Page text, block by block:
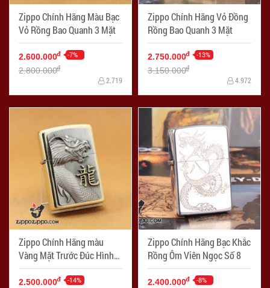
Zippo Chính Hãng Màu Bạc
Vỏ Rồng Bao Quanh 3 Mặt
2.600.000đ -7%
2.800.000đ
2.719
Zippo Chính Hãng Vỏ Đồng
Rồng Bao Quanh 3 Mặt
2.750.000đ -13%
3.150.000đ
4.972
Zippo Chính Hãng màu
Vàng Mặt Trước Đúc Hình
Rồng Gào Thét
2.500.000đ -14%
Zippo Chính Hãng Bạc Khắc
Rồng Ôm Viên Ngọc Số 8
2.400.000đ -8%